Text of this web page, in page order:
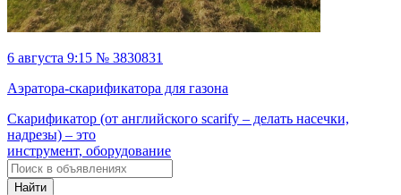
6 августа 9:15 № 3830831
Аэратора-скарификатора для газона
Скарификатор (от английского scarify – делать насечки,
надрезы) – это
инструмент, оборудование
Найти